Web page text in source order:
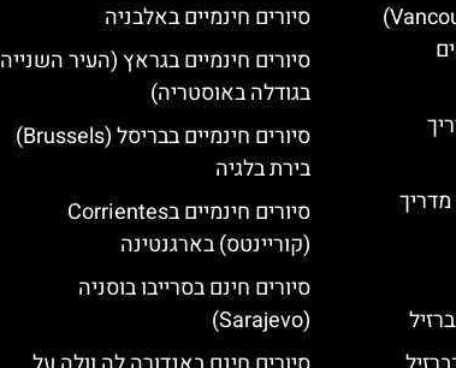
סיורים חינמיים בונקובר (Vancouver)
סיורים חינמיים באלבניה
סיורים חינמיים בגראץ (העיר השנייה
בגודלה באוסטריה)
סיורים חינמיים בבריסל (Brussels)
בירת בלגיה
סיורים חינמיים בCorrientes
(קוריינטס) בארגנטינה
סיורים חינם בסרייבו בוסניה
(Sarajevo)